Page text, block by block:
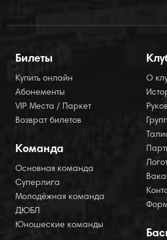
Билеты
Купить онлайн
Абонементы
VIP Места / Паркет
Возврат билетов
Команда
Основная команда
Суперлига
Молодёжная команда
ДЮБЛ
Юношеские команды
О